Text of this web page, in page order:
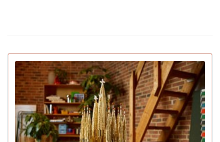
15 умирающих профессий, которым грозит
16 декабря 16:22 Pantone назвал главный цвет 2026 года:
символизирует спокойствие (видео)
10 декабря 17:33
Pornhub подвел итоги года: Украина в
топ-20 по просмотрам
04 декабря 15:38 YouTube объявил итоги 2025 года: лучший
блогер, подкаст, самая популярная тема и музыка